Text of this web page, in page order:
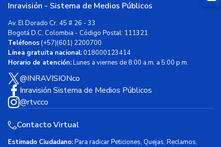
Inravisión - Sistema de Medios Públicos
Av. El Dorado Cr. 45 # 26 - 33
Bogotá D.C, Colombia - Código Postal: 111321
Teléfonos(+57)(601) 2200700
Línea gratuita nacional:018000123414
Horario de atención:Lunes a viernes de 8:00 a.m. a 5:00 p.m.
@INRAVISIONco
Inravisión Sistema de Medios Públicos
@rtvcco
Contacto Virtual
Estimado Ciudadano:Para radicar Peticiones, Quejas, Reclamos,